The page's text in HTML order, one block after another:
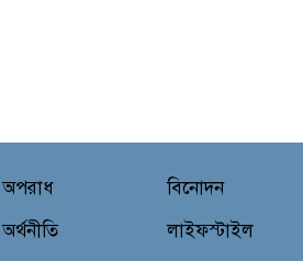
বন্যাদুর্গত মানুষের পাশে পার্কভিউ
ক্যাম্পে ২ হাজার রোগীকে সেবা,
অপরাধ
অর্থনীতি
বিনোদন
লাইফস্টাইল